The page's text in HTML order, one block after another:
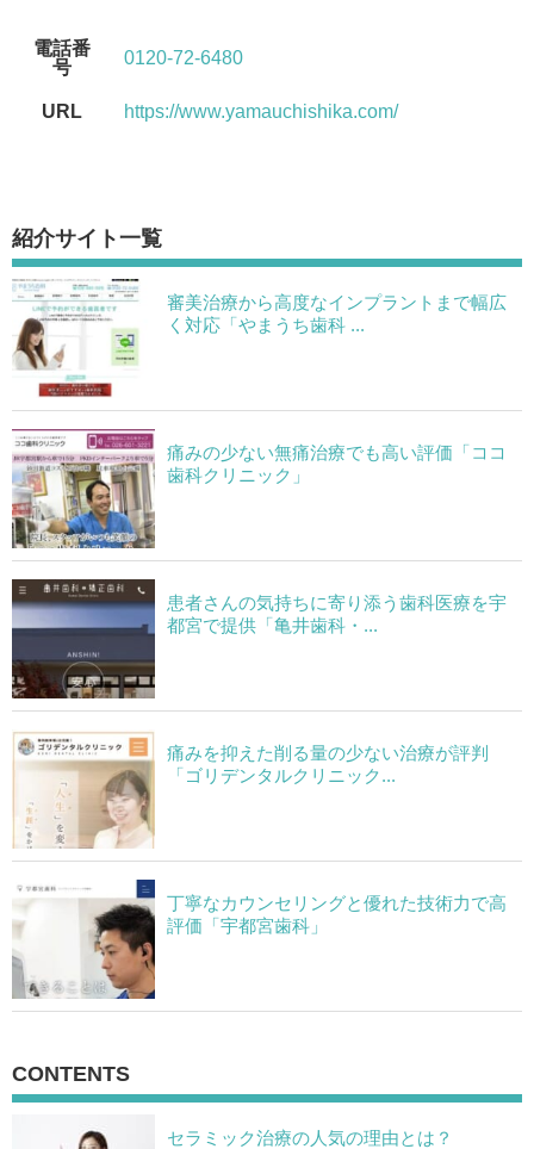
電話番
号
0120-72-6480
URL https://www.yamauchishika.com/
紹介サイト一覧
審美治療から高度なインプラントまで幅広
く対応「やまうち歯科 ...
痛みの少ない無痛治療でも高い評価「ココ
歯科クリニック」
患者さんの気持ちに寄り添う歯科医療を宇
都宮で提供「亀井歯科・...
痛みを抑えた削る量の少ない治療が評判
「ゴリデンタルクリニック...
丁寧なカウンセリングと優れた技術力で高
評価「宇都宮歯科」
CONTENTS
セラミック治療の人気の理由とは？